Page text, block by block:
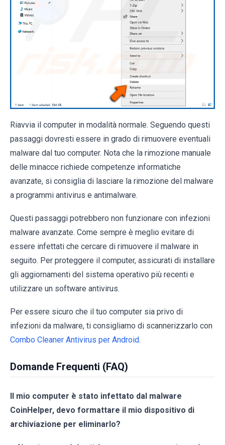
Riavvia il computer in modalità normale. Seguendo questi
passaggi dovresti essere in grado di rimuovere eventuali
malware dal tuo computer. Nota che la rimozione manuale
delle minacce richiede competenze informatiche
avanzate, si consiglia di lasciare la rimozione del malware
a programmi antivirus e antimalware.
Questi passaggi potrebbero non funzionare con infezioni
malware avanzate. Come sempre è meglio evitare di
essere infettati che cercare di rimuovere il malware in
seguito. Per proteggere il computer, assicurati di installare
gli aggiornamenti del sistema operativo più recenti e
utilizzare un software antivirus.
Per essere sicuro che il tuo computer sia privo di
infezioni da malware, ti consigliamo di scannerizzarlo con
Combo Cleaner Antivirus per Android.
Domande Frequenti (FAQ)
Il mio computer è stato infettato dal malware
CoinHelper, devo formattare il mio dispositivo di
archiviazione per eliminarlo?